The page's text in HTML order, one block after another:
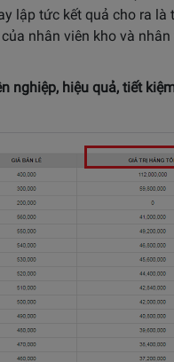
lập tức kết quả cho ra là
nhân viên kho và nhân
nghiệp, hiệu quả, tiết